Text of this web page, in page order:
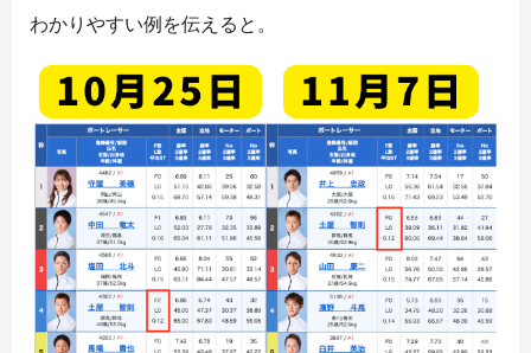
わかりやすい例を伝えると。